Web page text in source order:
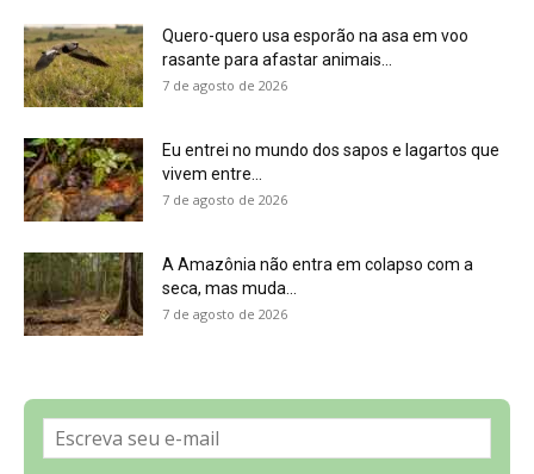
Quero-quero usa esporão na asa em voo
rasante para afastar animais...
7 de agosto de 2026
Eu entrei no mundo dos sapos e lagartos que
vivem entre...
7 de agosto de 2026
A Amazônia não entra em colapso com a
seca, mas muda...
7 de agosto de 2026